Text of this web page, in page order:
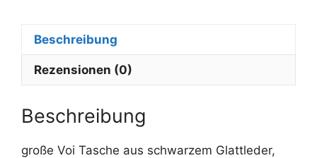
t
e
Beschreibung
Rezensionen (0)
Beschreibung
große Voi Tasche aus schwarzem Glattleder,